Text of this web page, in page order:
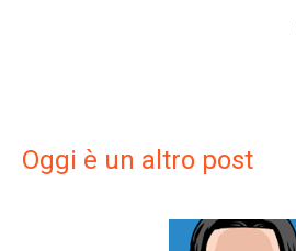
Oggi è un altro post